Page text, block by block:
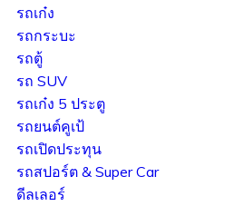
รถเก๋ง
รถกระบะ
รถตู้
รถ SUV
รถเก๋ง 5 ประตู
รถยนต์คูเป้
รถเปิดประทุน
รถสปอร์ต & Super Car
ดีลเลอร์